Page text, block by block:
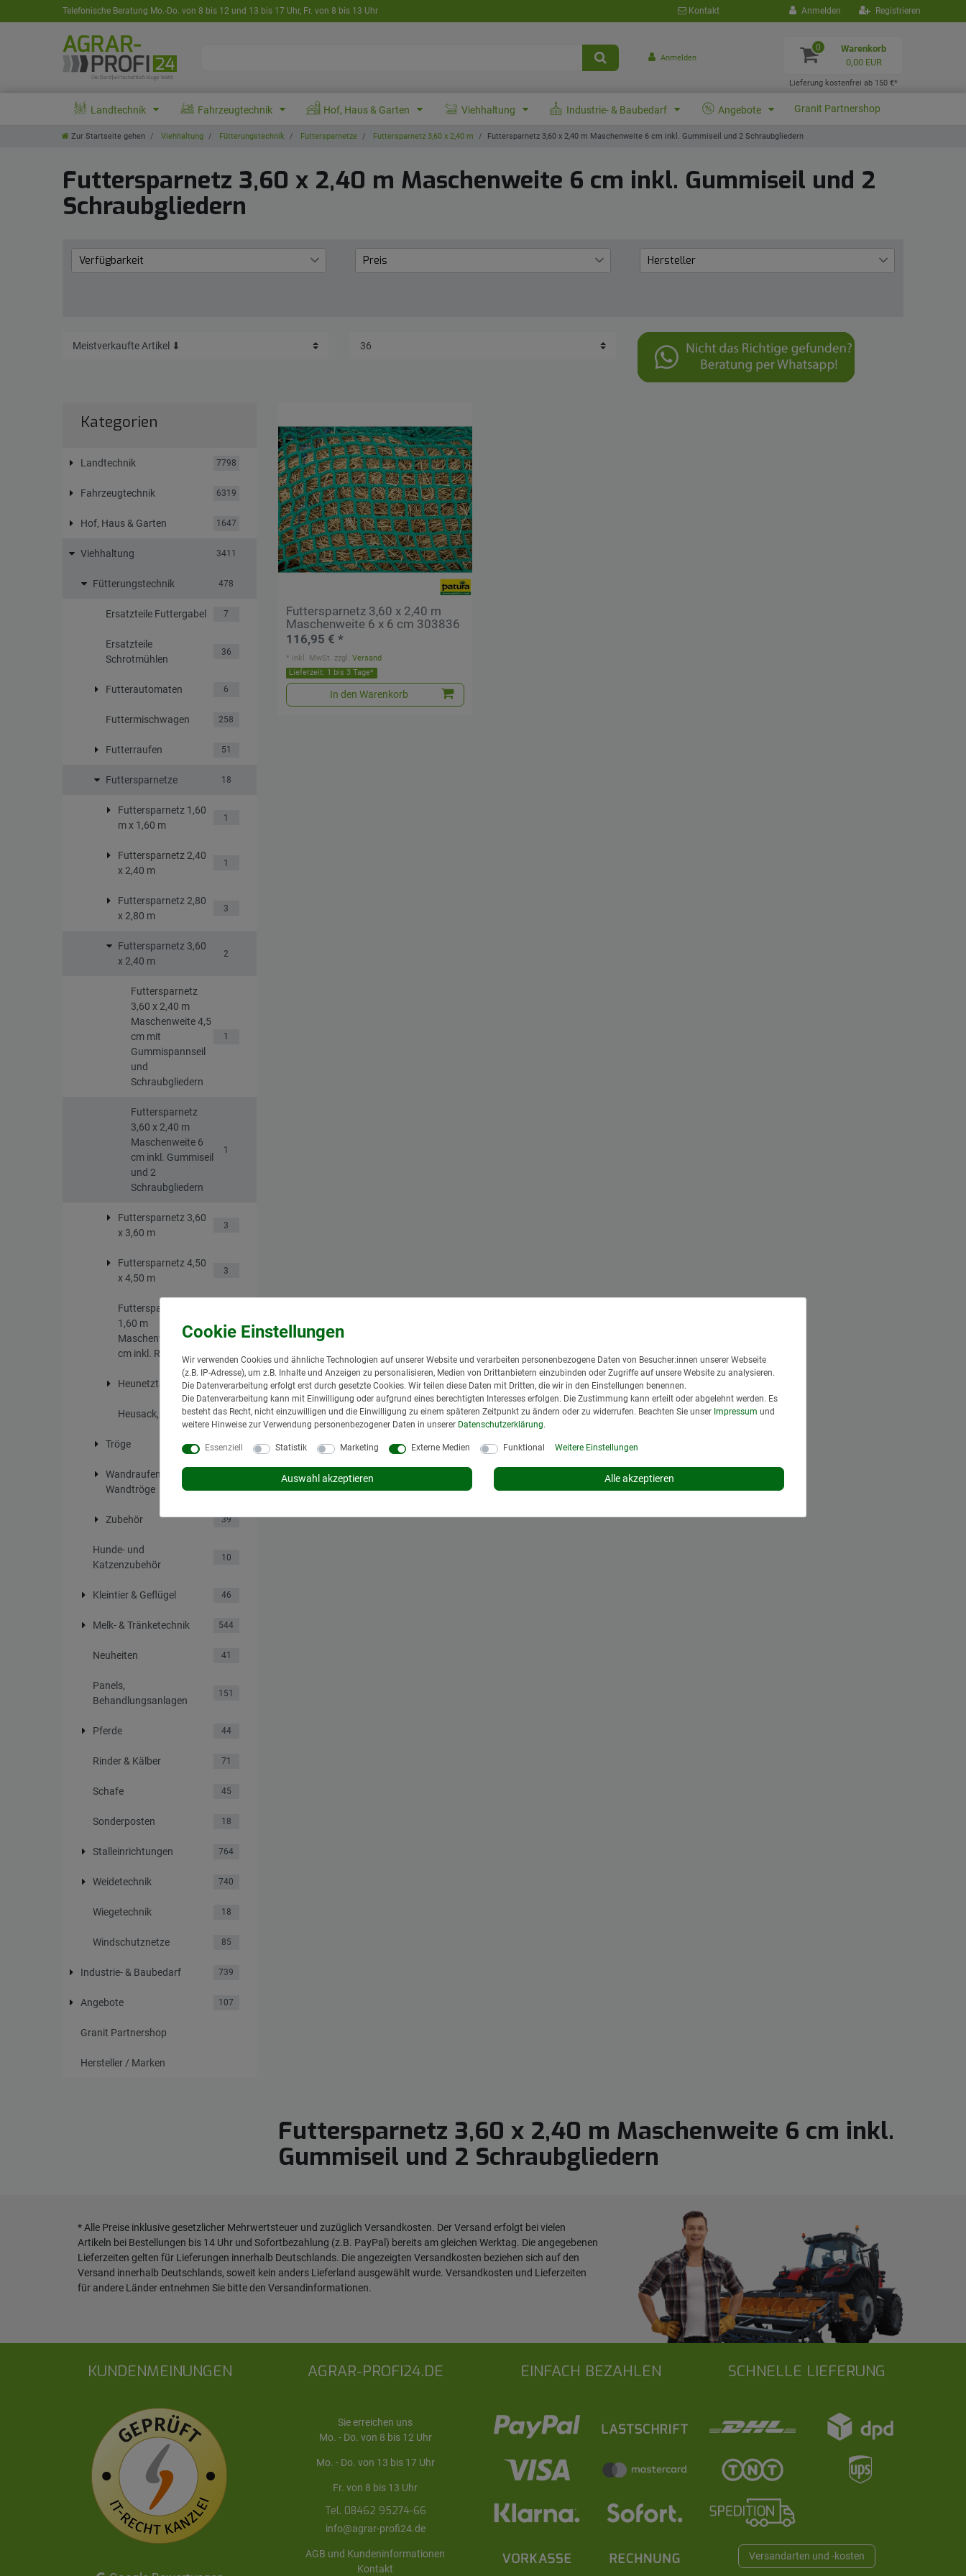
Telefonische Beratung Mo.-Do. von 8 bis 12 und 13 bis 17 Uhr, Fr. von 8 bis 13 Uhr Kontakt Anmelden Registrieren
Anmelden
0
Warenkorb
0,00 EUR
Lieferung kostenfrei ab 150 €*
Landtechnik Fahrzeugtechnik Hof, Haus & Garten Viehhaltung Industrie- & Baubedarf Angebote Granit Partnershop
Zur Startseite gehen Viehhaltung Fütterungstechnik Futtersparnetze Futtersparnetz 3,60 x 2,40 m Futtersparnetz 3,60 x 2,40 m Maschenweite 6 cm inkl. Gummiseil und 2 Schraubgliedern
Futtersparnetz 3,60 x 2,40 m Maschenweite 6 cm inkl. Gummiseil und 2
Schraubgliedern
Verfügbarkeit Preis Hersteller
Kategorien
Landtechnik 7798
Fahrzeugtechnik 6319
Hof, Haus & Garten 1647
Viehhaltung 3411
Fütterungstechnik 478
Ersatzteile Futtergabel 7
Ersatzteile
Schrotmühlen
36
Futterautomaten 6
Futtermischwagen 258
Futterraufen 51
Futtersparnetze 18
Futtersparnetz 1,60
m x 1,60 m
1
Futtersparnetz 2,40
x 2,40 m
1
Futtersparnetz 2,80
x 2,80 m
3
Futtersparnetz 3,60
x 2,40 m
2
Futtersparnetz
3,60 x 2,40 m
Maschenweite 4,5
cm mit
Gummispannseil
und
Schraubgliedern
1
Futtersparnetz
3,60 x 2,40 m
Maschenweite 6
cm inkl. Gummiseil
und 2
Schraubgliedern
1
Futtersparnetz 3,60
x 3,60 m
3
Futtersparnetz 4,50
x 4,50 m
3
Futtersparnetz d=
1,60 m
Maschenweite 4,5
cm inkl. Reepschnur
1
Heunetztasche 3
Heusack, 75 l 1
Tröge 36
Wandraufen,
Wandtröge
Zubehör 39
Hunde- und
Katzenzubehör
10
Kleintier & Geflügel 46
Melk- & Tränketechnik 544
Neuheiten 41
Panels,
Behandlungsanlagen
151
Pferde 44
Rinder & Kälber 71
Schafe 45
Sonderposten 18
Stalleinrichtungen 764
Weidetechnik 740
Wiegetechnik 18
Windschutznetze 85
Industrie- & Baubedarf 739
Angebote 107
Granit Partnershop
Hersteller / Marken
Futtersparnetz 3,60 x 2,40 m
Maschenweite 6 x 6 cm 303836
116,95 € *
Lieferzeit: 1 bis 3 Tage*
In den Warenkorb
* inkl. MwSt. zzgl.Versand
Futtersparnetz 3,60 x 2,40 m Maschenweite 6 cm inkl.
Gummiseil und 2 Schraubgliedern
* Alle Preise inklusive gesetzlicher Mehrwertsteuer und zuzüglich Versandkosten. Der Versand erfolgt bei vielen
Artikeln bei Bestellungen bis 14 Uhr und Sofortbezahlung (z.B. PayPal) bereits am gleichen Werktag. Die angegebenen
Lieferzeiten gelten für Lieferungen innerhalb Deutschlands. Die angezeigten Versandkosten beziehen sich auf den
Versand innerhalb Deutschlands, soweit kein anders Lieferland ausgewählt wurde. Versandkosten und Lieferzeiten
für andere Länder entnehmen Sie bitte den Versandinformationen.
EINFACH BEZAHLEN SCHNELLE LIEFERUNG
Versandarten und -kosten
KUNDENMEINUNGEN AGRAR-PROFI24.DE
Sie erreichen uns
Mo. - Do. von 8 bis 12 Uhr
Mo. - Do. von 13 bis 17 Uhr
Fr. von 8 bis 13 Uhr
Tel. 08462 95274-66
info@agrar-profi24.de
AGB und Kundeninformationen
Kontakt
Wir verwenden Cookies und ähnliche Technologien auf unserer Website und verarbeiten personenbezogene Daten von Besucher:innen unserer Webseite
(z.B. IP-Adresse), um z.B. Inhalte und Anzeigen zu personalisieren, Medien von Drittanbietern einzubinden oder Zugriffe auf unsere Website zu analysieren.
Die Datenverarbeitung erfolgt erst durch gesetzte Cookies. Wir teilen diese Daten mit Dritten, die wir in den Einstellungen benennen.
Die Datenverarbeitung kann mit Einwilligung oder aufgrund eines berechtigten Interesses erfolgen. Die Zustimmung kann erteilt oder abgelehnt werden. Es
besteht das Recht, nicht einzuwilligen und die Einwilligung zu einem späteren Zeitpunkt zu ändern oder zu widerrufen. Beachten Sie unser Impressum und
weitere Hinweise zur Verwendung personenbezogener Daten in unserer Daten­schutz­erklärung.
Essenziell Statistik Marketing Externe Medien Funktional Weitere Einstellungen
Alle akzeptieren
Auswahl akzeptieren